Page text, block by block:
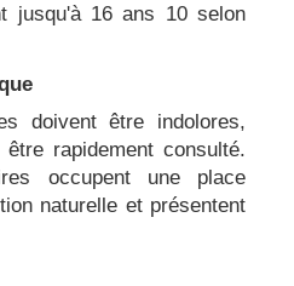
jusqu'à 16 ans 10 selon
doivent être indolores,
rapidement consulté.
occupent une place
naturelle et présentent